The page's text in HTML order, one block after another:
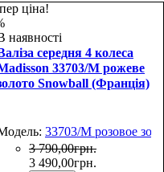
ціна!
наявності
середня 4 колеса
33703/M рожеве
Snowball (Франція)
33703/M розовое
3 790,00грн.
3 490,00грн.